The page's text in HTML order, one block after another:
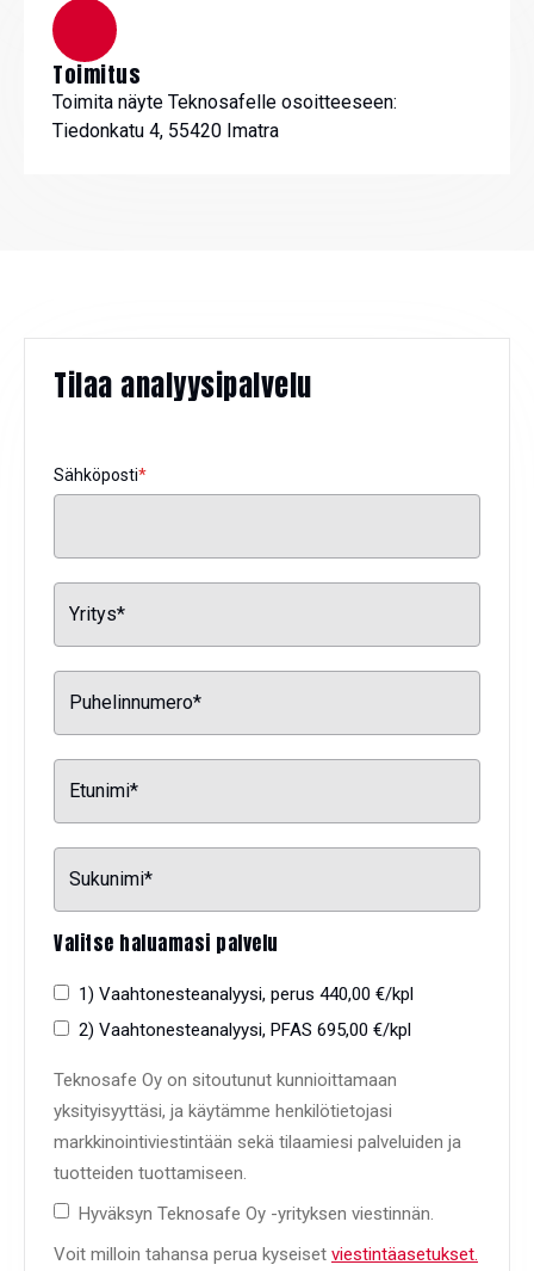
Toimitus
Toimita näyte Teknosafelle osoitteeseen:
Tiedonkatu 4, 55420 Imatra
Tilaa analyysipalvelu
Sähköposti*
Valitse haluamasi palvelu
1) Vaahtonesteanalyysi, perus 440,00 €/kpl
2) Vaahtonesteanalyysi, PFAS 695,00 €/kpl
Teknosafe Oy on sitoutunut kunnioittamaan
yksityisyyttäsi, ja käytämme henkilötietojasi
markkinointiviestintään sekä tilaamiesi palveluiden ja
tuotteiden tuottamiseen.
Hyväksyn Teknosafe Oy -yrityksen viestinnän.
Voit milloin tahansa perua kyseiset viestintäasetukset.